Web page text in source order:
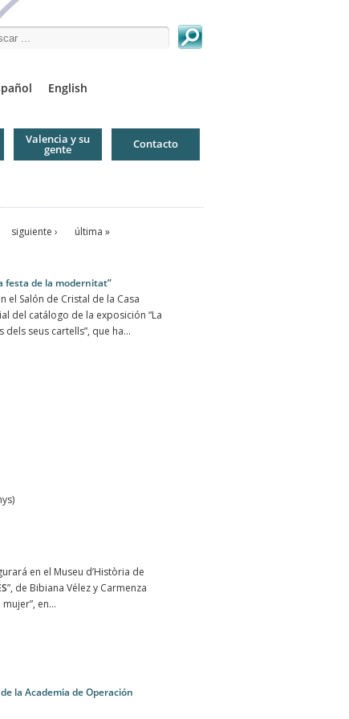
this site
English
Valencia y su
gente Contacto
siguiente › última »
festa de la modernitat”
el Salón de Cristal de la Casa
del catálogo de la exposición “La
seus cartells”, que ha...
en el Museu d’Història de
”, de Bibiana Vélez y Carmenza
en...
la Academia de Operación